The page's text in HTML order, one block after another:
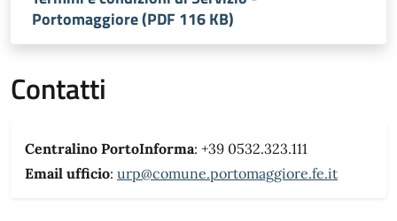
Portomaggiore (PDF 116 KB)
Contatti
Centralino PortoInforma: +39 0532.323.111
Email ufficio: urp@comune.portomaggiore.fe.it